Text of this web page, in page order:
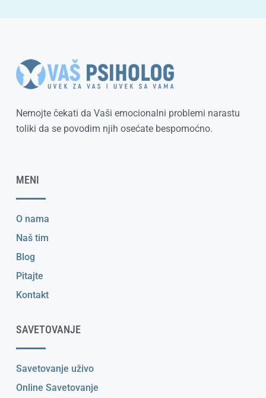
Nemojte čekati da Vaši emocionalni problemi narastu
toliki da se povodim njih osećate bespomoćno.
MENI
O nama
Naš tim
Blog
Pitajte
Kontakt
SAVETOVANJE
Savetovanje uživo
Online Savetovanje